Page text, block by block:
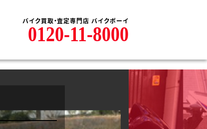
バイク買取・査定専門店 バイクボーイ
0120-11-8000